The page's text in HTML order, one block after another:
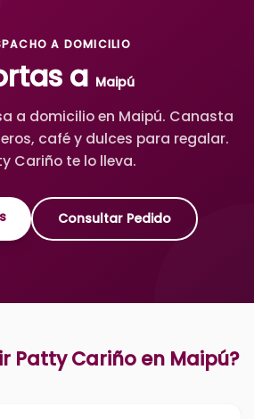
A DOMICILIO
a Maipú
a domicilio en Maipú. Canasta
café y dulces para regalar.
Cariño te lo lleva.
Consultar Pedido
Patty Cariño en Maipú?